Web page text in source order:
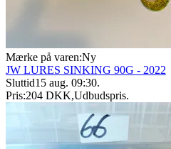
Mærke på varen:Ny
JW LURES SINKING 90G - 2022
Sluttid15 aug. 09:30.
Pris:204 DKK,Udbudspris.